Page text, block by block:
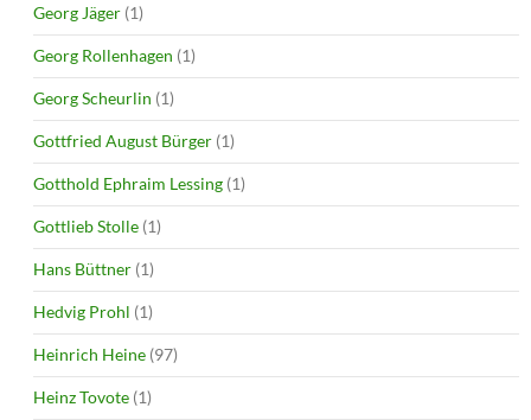
Georg Jäger (1)
Georg Rollenhagen (1)
Georg Scheurlin (1)
Gottfried August Bürger (1)
Gotthold Ephraim Lessing (1)
Gottlieb Stolle (1)
Hans Büttner (1)
Hedvig Prohl (1)
Heinrich Heine (97)
Heinz Tovote (1)